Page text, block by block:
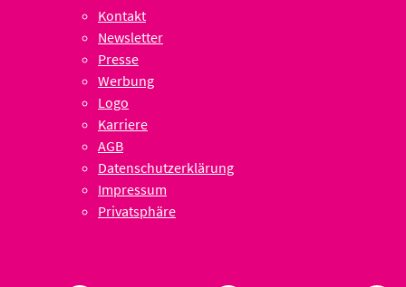
Kontakt
Newsletter
Presse
Werbung
Logo
Karriere
AGB
Datenschutzerklärung
Impressum
Privatsphäre